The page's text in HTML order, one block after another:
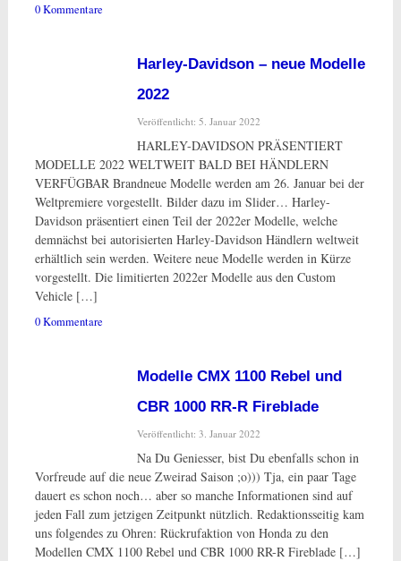
0 Kommentare
Harley-Davidson – neue Modelle
2022
Veröffentlicht: 5. Januar 2022
HARLEY-DAVIDSON PRÄSENTIERT
MODELLE 2022 WELTWEIT BALD BEI HÄNDLERN
VERFÜGBAR Brandneue Modelle werden am 26. Januar bei der
Weltpremiere vorgestellt. Bilder dazu im Slider… Harley-
Davidson präsentiert einen Teil der 2022er Modelle, welche
demnächst bei autorisierten Harley-Davidson Händlern weltweit
erhältlich sein werden. Weitere neue Modelle werden in Kürze
vorgestellt. Die limitierten 2022er Modelle aus den Custom
Vehicle […]
0 Kommentare
Modelle CMX 1100 Rebel und
CBR 1000 RR-R Fireblade
Veröffentlicht: 3. Januar 2022
Na Du Geniesser, bist Du ebenfalls schon in
Vorfreude auf die neue Zweirad Saison ;o))) Tja, ein paar Tage
dauert es schon noch… aber so manche Informationen sind auf
jeden Fall zum jetzigen Zeitpunkt nützlich. Redaktionsseitig kam
uns folgendes zu Ohren: Rückrufaktion von Honda zu den
Modellen CMX 1100 Rebel und CBR 1000 RR-R Fireblade […]